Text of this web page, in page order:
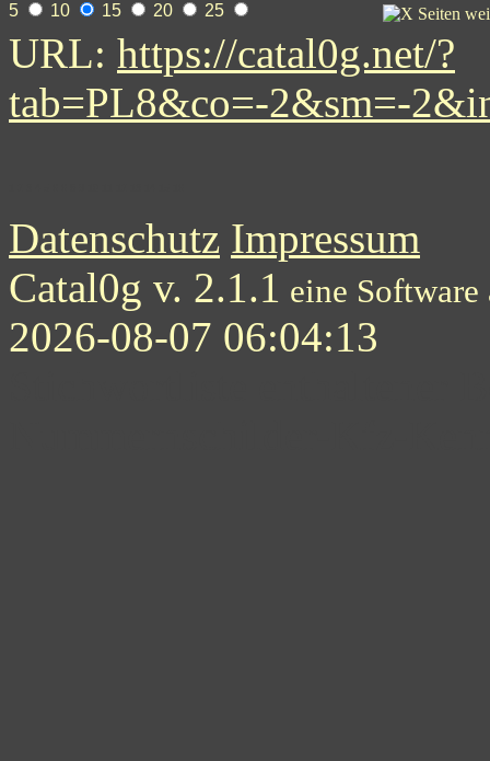
5
10 15 20 25
URL: https://catal0g.net/?
tab=PL8&co=-2&sm=-
Datenschutz Impressum
Catal0g v. 2.1.1 eine Software
2026-08-07 06:04:13